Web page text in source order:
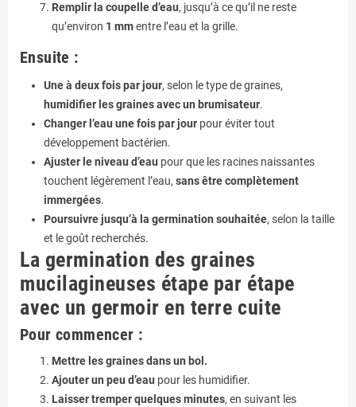
Remplir la coupelle d’eau, jusqu’à ce qu’il ne reste
qu’environ 1 mmentre l’eau et la grille.
Ensuite :
Une à deux fois par jour, selon le type de graines,
humidifier les graines avec un brumisateur.
Changer l’eau une fois par jour pour éviter tout
développement bactérien.
Ajuster le niveau d’eau pour que les racines naissantes
touchent légèrement l’eau, sans être complètement
immergées.
Poursuivre jusqu’à la germination souhaitée, selon la taille
et le goût recherchés.
La germination des graines
mucilagineuses étape par étape
avec un germoir en terre cuite
Pour commencer :
Mettre les graines dans un bol.
Ajouter un peu d’eau pour les humidifier.
Laisser tremper quelques minutes, en suivant les